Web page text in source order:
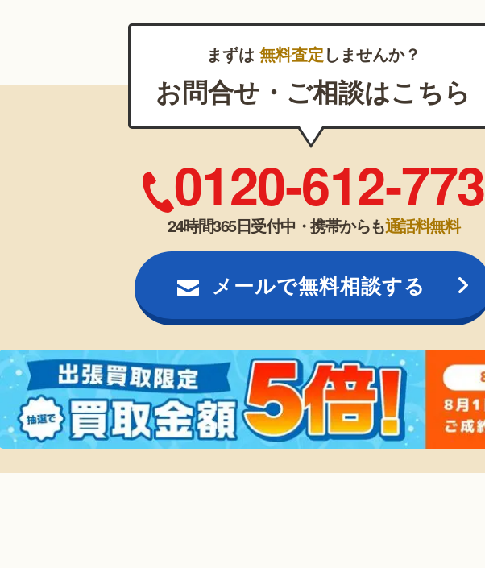
まずは 無料査定しませんか？
お問合せ・ご相談はこちら
0120-612-773
24時間365日受付中・携帯からも通話料無料
メールで無料相談する